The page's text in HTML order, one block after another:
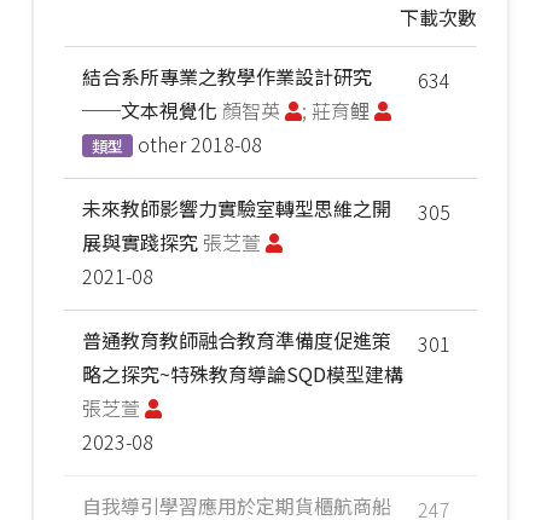
下載次數
634
結合系所專業之教學作業設計研究
──文本視覺化 顏智英 ; 莊育鲤
類型 other2018-08
305
未來教師影響力實驗室轉型思維之開
展與實踐探究 張芝萱
2021-08
301
普通教育教師融合教育準備度促進策
略之探究~特殊教育導論SQD模型建構
張芝萱
2023-08
247
自我導引學習應用於定期貨櫃航商船